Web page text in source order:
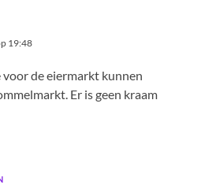
19:48
voor de eiermarkt kunnen
Er is geen kraam